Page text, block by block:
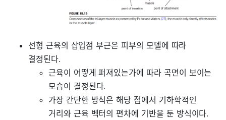
선형 근육의 삽입점 부근은 피부의 모델에 따라
결정된다.
근육이 어떻게 퍼져있는가에 따라 곡면이 보이는
모습이 결정된다.
가장 간단한 방식은 해당 점에서 기하학적인
거리와 근육 벡터의 편차에 기반을 둔 방식이다.